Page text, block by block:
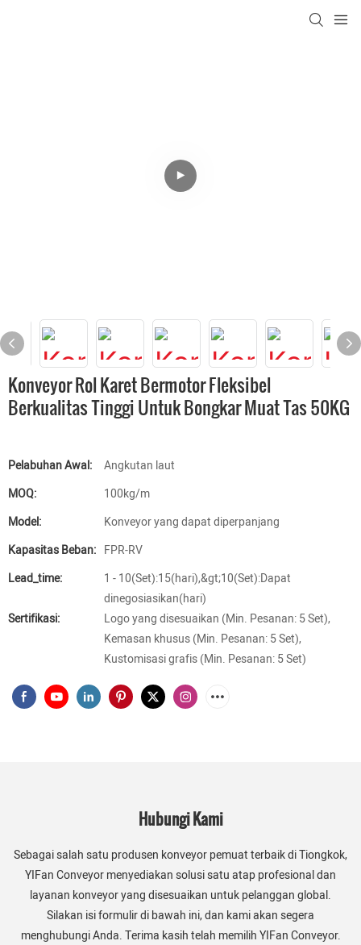
Konveyor Rol Karet Bermotor Fleksibel
Berkualitas Tinggi Untuk Bongkar Muat Tas 50KG
Pelabuhan Awal:
Angkutan laut
MOQ:
100kg/m
Model:
Konveyor yang dapat diperpanjang
Kapasitas Beban: FPR-RV
Lead_time:
1 - 10(Set):15(hari),&gt;10(Set):Dapat
dinegosiasikan(hari)
Sertifikasi:
Logo yang disesuaikan (Min. Pesanan: 5 Set),
Kemasan khusus (Min. Pesanan: 5 Set),
Kustomisasi grafis (Min. Pesanan: 5 Set)
Hubungi Kami
Sebagai salah satu produsen konveyor pemuat terbaik di Tiongkok,
YIFan Conveyor menyediakan solusi satu atap profesional dan
layanan konveyor yang disesuaikan untuk pelanggan global.
Silakan isi formulir di bawah ini, dan kami akan segera
menghubungi Anda. Terima kasih telah memilih YIFan Conveyor.